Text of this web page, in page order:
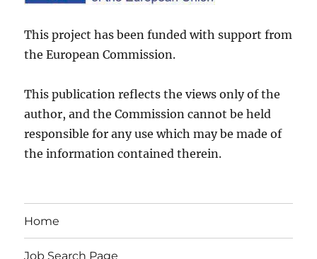
This project has been funded with support from
the European Commission.
This publication reflects the views only of the
author, and the Commission cannot be held
responsible for any use which may be made of
the information contained therein.
Home
Job Search Page